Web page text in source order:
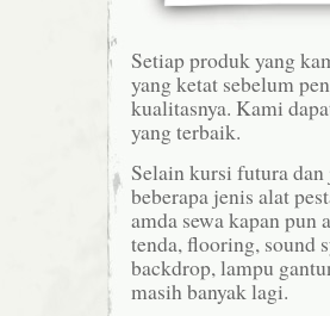
Setiap produk yang
yang ketat sebelum
kualitasnya. Kami
yang terbaik.
Selain kursi futura
beberapa jenis alat
amda sewa kapan pun
tenda, flooring, sound
backdrop, lampu
masih banyak lagi.